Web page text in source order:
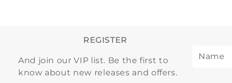
REGISTER
And join our VIP list. Be the first to
know about new releases and offers.